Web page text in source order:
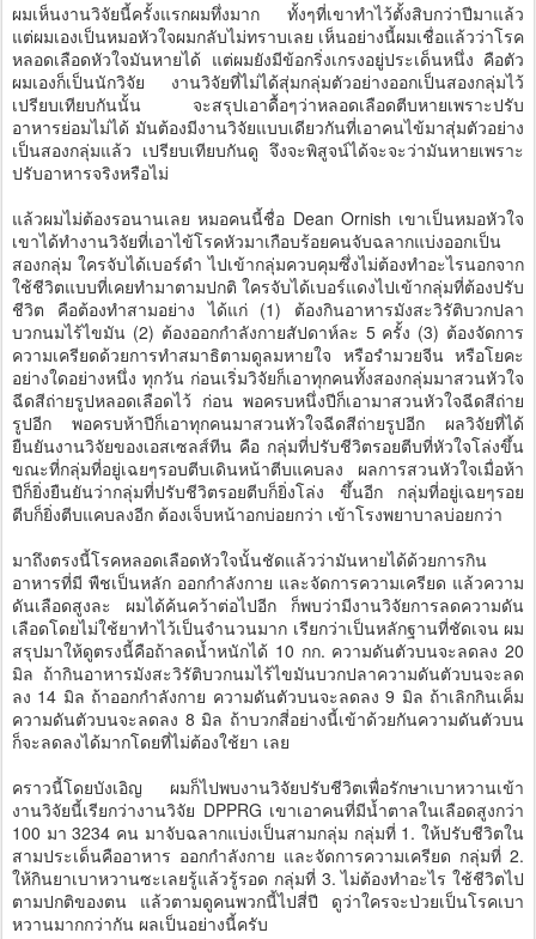
ผมเห็นงานวิจัยนี้ครั้งแรกผมทึ่งมาก ทั้งๆที่เขาทำไว้ตั้งสิบกว่าปีมาแล้ว
แต่ผมเองเป็นหมอหัวใจผมกลับไม่ทราบเลย เห็นอย่างนี้ผมเชื่อแล้วว่าโรค
หลอดเลือดหัวใจมันหายได้ แต่ผมยังมีข้อกริ่งเกรงอยู่ประเด็นหนึ่ง คือตัว
ผมเองก็เป็นนักวิจัย งานวิจัยที่ไม่ได้สุ่มกลุ่มตัวอย่างออกเป็นสองกลุ่มไว้
เปรียบเทียบกันนั้น จะสรุปเอาดื้อๆว่าหลอดเลือดตีบหายเพราะปรับ
อาหารย่อมไม่ได้ มันต้องมีงานวิจัยแบบเดียวกันที่เอาคนไข้มาสุ่มตัวอย่าง
เป็นสองกลุ่มแล้ว เปรียบเทียบกันดู จึงจะพิสูจน์ได้จะจะว่ามันหายเพราะ
ปรับอาหารจริงหรือไม่
แล้วผมไม่ต้องรอนานเลย หมอคนนี้ชื่อ Dean Ornish เขาเป็นหมอหัวใจ
เขาได้ทำงานวิจัยที่เอาไข้โรคหัวมาเกือบร้อยคนจับฉลากแบ่งออกเป็น
สองกลุ่ม ใครจับได้เบอร์ดำ ไปเข้ากลุ่มควบคุมซึ่งไม่ต้องทำอะไรนอกจาก
ใช้ชีวิตแบบที่เคยทำมาตามปกติ ใครจับได้เบอร์แดงไปเข้ากลุ่มที่ต้องปรับ
ชีวิต คือต้องทำสามอย่าง ได้แก่ (1) ต้องกินอาหารมังสะวิรัติบวกปลา
บวกนมไร้ไขมัน (2) ต้องออกกำลังกายสัปดาห์ละ 5 ครั้ง (3) ต้องจัดการ
ความเครียดด้วยการทำสมาธิตามดูลมหายใจ หรือรำมวยจีน หรือโยคะ
อย่างใดอย่างหนึ่ง ทุกวัน ก่อนเริ่มวิจัยก็เอาทุกคนทั้งสองกลุ่มมาสวนหัวใจ
ฉีดสีถ่ายรูปหลอดเลือดไว้ ก่อน พอครบหนึ่งปีก็เอามาสวนหัวใจฉีดสีถ่าย
รูปอีก พอครบห้าปีก็เอาทุกคนมาสวนหัวใจฉีดสีถ่ายรูปอีก ผลวิจัยที่ได้
ยืนยันงานวิจัยของเอสเซลส์ทีน คือ กลุ่มที่ปรับชีวิตรอยตีบที่หัวใจโล่งขึ้น
ขณะที่กลุ่มที่อยู่เฉยๆรอบตีบเดินหน้าตีบแคบลง ผลการสวนหัวใจเมื่อห้า
ปีก็ยิ่งยืนยันว่ากลุ่มที่ปรับชีวิตรอยตีบก็ยิ่งโล่ง ขึ้นอีก กลุ่มที่อยู่เฉยๆรอย
ตีบก็ยิ่งตีบแคบลงอีก ต้องเจ็บหน้าอกบ่อยกว่า เข้าโรงพยาบาลบ่อยกว่า
มาถึงตรงนี้โรคหลอดเลือดหัวใจนั้นชัดแล้วว่ามันหายได้ด้วยการกิน
อาหารที่มี พืชเป็นหลัก ออกกำลังกาย และจัดการความเครียด แล้วความ
ดันเลือดสูงละ ผมได้ค้นคว้าต่อไปอีก ก็พบว่ามีงานวิจัยการลดความดัน
เลือดโดยไม่ใช้ยาทำไว้เป็นจำนวนมาก เรียกว่าเป็นหลักฐานที่ชัดเจน ผม
สรุปมาให้ดูตรงนี้คือถ้าลดน้ำหนักได้ 10 กก. ความดันตัวบนจะลดลง 20
มิล ถ้ากินอาหารมังสะวิรัติบวกนมไร้ไขมันบวกปลาความดันตัวบนจะลด
ลง 14 มิล ถ้าออกกำลังกาย ความดันตัวบนจะลดลง 9 มิล ถ้าเลิกกินเค็ม
ความดันตัวบนจะลดลง 8 มิล ถ้าบวกสี่อย่างนี้เข้าด้วยกันความดันตัวบน
ก็จะลดลงได้มากโดยที่ไม่ต้องใช้ยา เลย
คราวนี้โดยบังเอิญ ผมก็ไปพบงานวิจัยปรับชีวิตเพื่อรักษาเบาหวานเข้า
งานวิจัยนี้เรียกว่างานวิจัย DPPRG เขาเอาคนที่มีน้ำตาลในเลือดสูงกว่า
100 มา 3234 คน มาจับฉลากแบ่งเป็นสามกลุ่ม กลุ่มที่ 1. ให้ปรับชีวิตใน
สามประเด็นคืออาหาร ออกกำลังกาย และจัดการความเครียด กลุ่มที่ 2.
ให้กินยาเบาหวานซะเลยรู้แล้วรู้รอด กลุ่มที่ 3. ไม่ต้องทำอะไร ใช้ชีวิตไป
ตามปกติของตน แล้วตามดูคนพวกนี้ไปสี่ปี ดูว่าใครจะป่วยเป็นโรคเบา
หวานมากกว่ากัน ผลเป็นอย่างนี้ครับ